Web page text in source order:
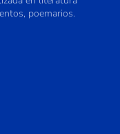
poemarios.